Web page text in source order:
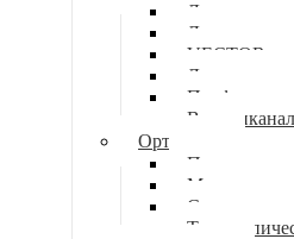
Лечение
Лечение
VECTOR
Лечение
Профгигиена
Ортопедия
Съемные